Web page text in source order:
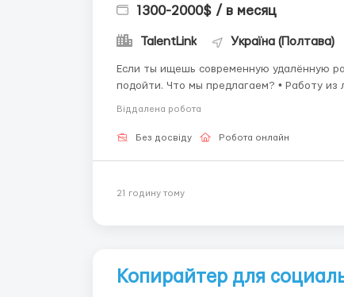
1300-2000$ / в месяц
TalentLink Україна (Полтава)
Если ты ищешь современную удалённую
подойти. Что мы предлагаем? • Работу из любой точки мира • Доход в валюте • Аванс через 14 дней
Віддалена робота
Без досвіду Робота онлайн
21 годину тому
Копирайтер для